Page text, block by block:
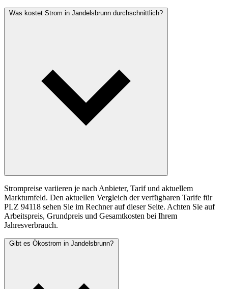
Was kostet Strom in Jandelsbrunn durchschnittlich?
Strompreise variieren je nach Anbieter, Tarif und aktuellem
Marktumfeld. Den aktuellen Vergleich der verfügbaren Tarife für
PLZ 94118 sehen Sie im Rechner auf dieser Seite. Achten Sie auf
Arbeitspreis, Grundpreis und Gesamtkosten bei Ihrem
Jahresverbrauch.
Gibt es Ökostrom in Jandelsbrunn?